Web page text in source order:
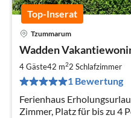
Top-Inserat
Tzummarum
Wadden
4 Gäste42 m22 Schlafzimmer
1 Bewertung
Ferienhaus
Zimmer, Platz für bis zu 4